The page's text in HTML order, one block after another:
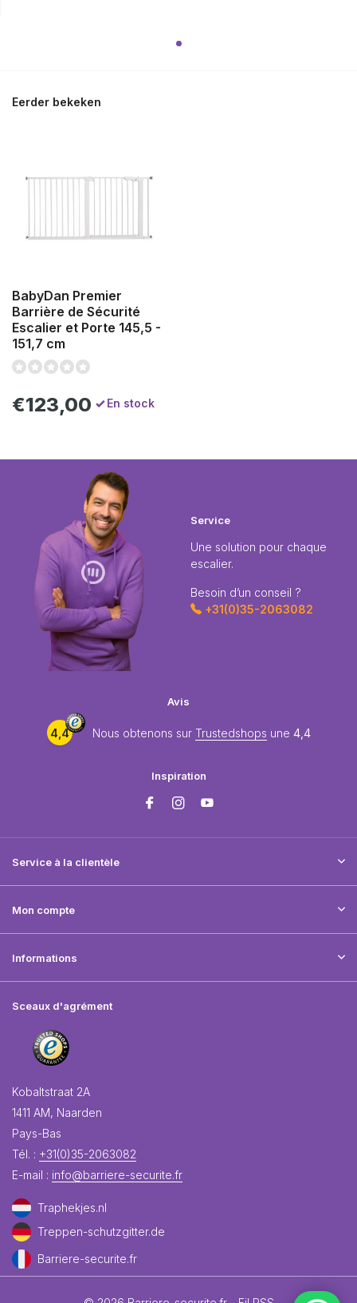
Eerder bekeken
BabyDan Premier
Barrière de Sécurité
Escalier et Porte 145,5 -
151,7 cm
€123,00 En stock
Service
Une solution pour chaque
escalier.
Besoin d’un conseil ?
+31(0)35-2063082
Avis
4,4 Nous obtenons sur Trustedshops une 4,4
Inspiration
Service à la clientèle
Mon compte
Informations
Sceaux d'agrément
Kobaltstraat 2A
1411 AM, Naarden
Pays-Bas
Tél. : +31(0)35-2063082
E-mail : info@barriere-securite.fr
Traphekjes.nl
Treppen-schutzgitter.de
Barriere-securite.fr